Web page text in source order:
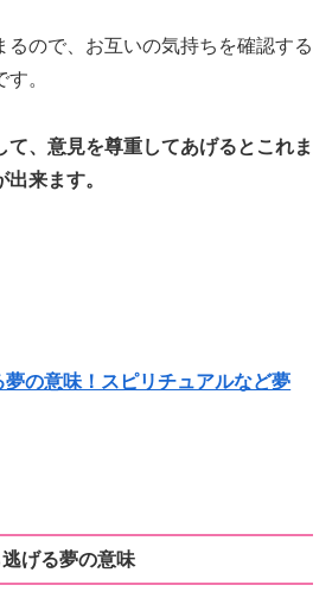
るので、お互いの気持ちを確認する
。
て、意見を尊重してあげるとこれま
来ます。
夢の意味！スピリチュアルなど夢
げる夢の意味